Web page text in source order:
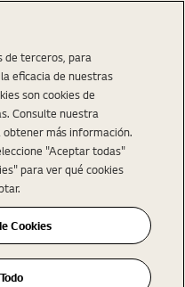
de terceros, para
eficacia de nuestras
son cookies de
Consulte nuestra
obtener más información.
"Aceptar todas"
para ver qué cookies
Cookies